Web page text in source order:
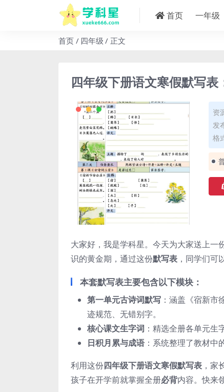
首页 一年级
首页 四年级 正文
四年级下册语文寒假默写
资
发
格
大家好，我是学科星。今天为大家送上一
识的黄金期，通过这份默写表 ，同学们可
本套默写表主要包含以下模块：
第一单元古诗词默写 ：涵盖《宿新市
迹规范、无错别字。
核心课文生字词 ：精选全册各单元生
日积月累与成语 ：系统整理了教材中
利用这份四年级下册语文寒假默写表 ，家
孩子在开学前就掌握全册必背内容。快来